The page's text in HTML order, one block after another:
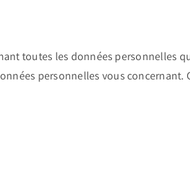
toutes les données personnelles
personnelles vous concernant.